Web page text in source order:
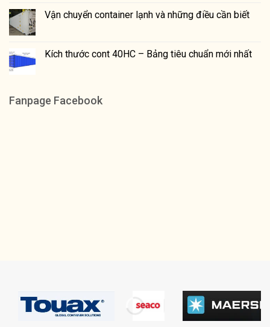
Vận chuyển container lạnh và những điều cần biết
Kích thước cont 40HC – Bảng tiêu chuẩn mới nhất
Fanpage Facebook